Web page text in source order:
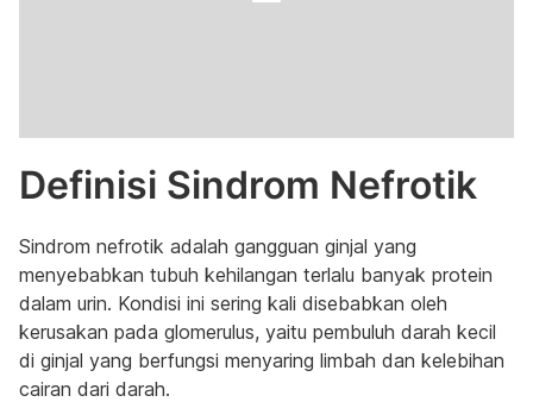
Definisi Sindrom Nefrotik
Sindrom nefrotik adalah gangguan ginjal yang
menyebabkan tubuh kehilangan terlalu banyak protein
dalam urin. Kondisi ini sering kali disebabkan oleh
kerusakan pada glomerulus, yaitu pembuluh darah kecil
di ginjal yang berfungsi menyaring limbah dan kelebihan
cairan dari darah.